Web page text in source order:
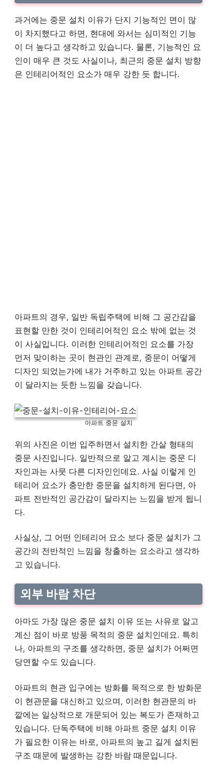
과거에는 중문 설치 이유가 단지 기능적인 면이 많
이 차지했다고 하면, 현대에 와서는 심미적인 기능
이 더 높다고 생각하고 있습니다. 물론, 기능적인 요
인이 매우 큰 것도 사실이나, 최근의 중문 설치 방향
은 인테리어적인 요소가 매우 강한 듯 합니다.
아파트의 경우, 일반 독립주택에 비해 그 공간감을
표현할 만한 것이 인테리어적인 요소 밖에 없는 것
이 사실입니다. 이러한 인테리어적인 요소를 가장
먼저 맞이하는 곳이 현관인 관계로, 중문이 어떻게
디자인 되었는가에 내가 거주하고 있는 아파트 공간
이 달라지는 듯한 느낌을 갖습니다.
아파트 중문 설치
위의 사진은 이번 입주하면서 설치한 간살 형태의
중문 사진입니다. 일반적으로 알고 계시는 중문 디
자인과는 사뭇 다른 디자인인데요. 사실 이렇게 인
테리어 요소가 충만한 중문을 설치하게 된다면, 아
파트 전반적인 공간감이 달라지는 느낌을 받게 됩니
다.
사실상, 그 어떤 인테리어 요소 보다 중문 설치가 그
공간의 전반적인 느낌을 창출하는 요소라고 생각하
고 있습니다.
외부 바람 차단
아마도 가장 많은 중문 설치 이유 또는 사유로 알고
계신 점이 바로 방풍 목적의 중문 설치인데요. 특히
나, 아파트의 구조를 생각하면, 중문 설치가 어쩌면
당연할 수도 있습니다.
아파트의 현관 입구에는 방화를 목적으로 한 방화문
이 현관문을 대신하고 있으며, 이러한 현관문의 바
깥에는 일상적으로 개문되어 있는 복도가 존재하고
있습니다. 단독주택에 비해 아파트 중문 설치 이유
가 필요한 이유는 바로, 아파트의 높고 길게 설치된
구조 때문에 발생하는 강한 바람 때문입니다.